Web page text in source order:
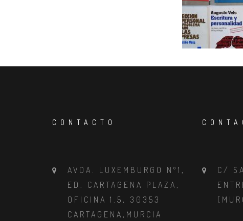
CONTACTO
AVDA. LUXEMBURGO Nº1,
ED. CARTAGENA PLAZA,
OFICINA 1.5, 30353
CARTAGENA,MURCIA
C/